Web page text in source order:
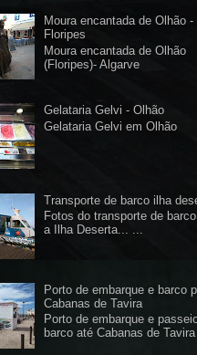
Moura encantada de Olhão -
Floripes
Moura encantada de Olhão
(Floripes)- Algarve
Gelataria Gelvi - Olhão
Gelataria Gelvi em Olhão
Transporte de barco ilha
Fotos do transporte de
a Ilha Deserta... ...
Porto de embarque e barco
Cabanas de Tavira
Porto de embarque e
barco até Cabanas de Tavira